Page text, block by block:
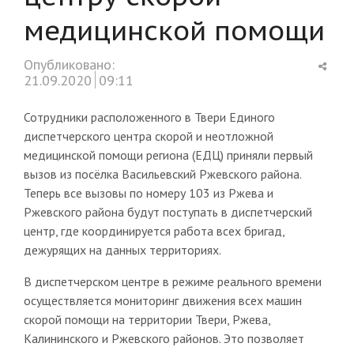
медицинской помощи
Опубликовано:
21.09.2020 09:11
Сотрудники расположенного в Твери Единого
диспетчерского центра скорой и неотложной
медицинской помощи региона (ЕДЦ) приняли первый
вызов из посёлка Васильевский Ржевского района.
Теперь все вызовы по номеру 103 из Ржева и
Ржевского района будут поступать в диспетчерский
центр, где координируется работа всех бригад,
дежурящих на данных территориях.
В диспетчерском центре в режиме реального времени
осуществляется мониторинг движения всех машин
скорой помощи на территории Твери, Ржева,
Калининского и Ржевского районов. Это позволяет